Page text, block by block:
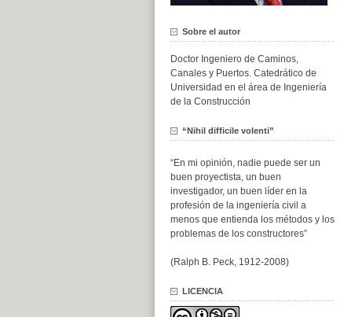
Sobre el autor
Doctor Ingeniero de Caminos,
Canales y Puertos. Catedrático de
Universidad en el área de Ingeniería
de la Construcción
“Nihil difficile volenti”
“En mi opinión, nadie puede ser un
buen proyectista, un buen
investigador, un buen líder en la
profesión de la ingeniería civil a
menos que entienda los métodos y los
problemas de los constructores”
(Ralph B. Peck, 1912-2008)
LICENCIA